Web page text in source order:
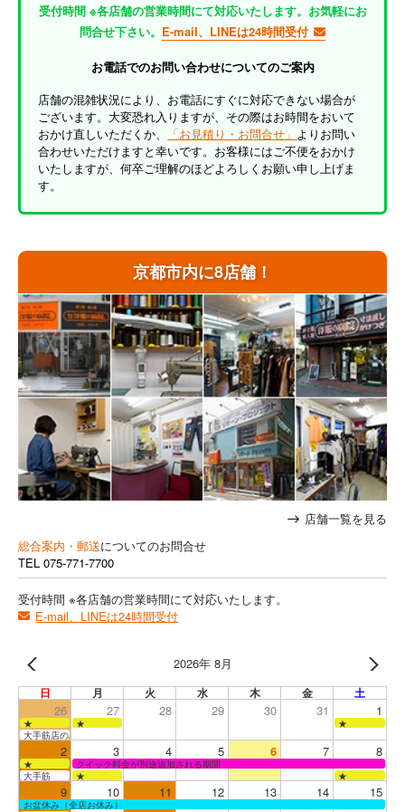
京都市内に8店舗！
店舗一覧を見る
総合案内・郵送についてのお問合せ
TEL 075-771-7700
受付時間 ※各店舗の営業時間にて対応いたします。
E-mail、LINEは24時間受付
2026年 8月
日 月 火 水 木 金 土
26 27 28 29 30 31 1
★ ★
★
大手筋店のみ営業
2 3 4 5 6 7 8
★
クイック料金が別途追加される期間
大手筋
★ ★
9 10 11 12 13 14 15
お盆休み（全店お休み）
受付時間 ※各店舗の営業時間にて対応いたします。お気軽にお
問合せ下さい。 E-mail、LINEは24時間受付
お電話でのお問い合わせについてのご案内
店舗の混雑状況により、お電話にすぐに対応できない場合が
ございます。大変恐れ入りますが、その際はお時間をおいて
おかけ直しいただくか、
「お見積り・お問合せ」 よりお問い
合わせいただけますと幸いです。お客様にはご不便をおかけ
いたしますが、何卒ご理解のほどよろしくお願い申し上げま
す。